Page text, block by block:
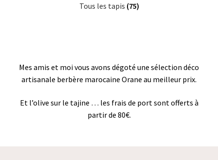
Tous les tapis (75)
Mes amis et moi vous avons dégoté une sélection déco
artisanale berbère marocaine Orane au meilleur prix.
Et l’olive sur le tajine … les frais de port sont offerts à
partir de 80€.